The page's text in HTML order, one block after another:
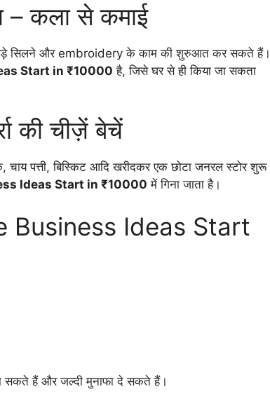
– कला से कमाई
सिलने और embroidery के काम की शुरुआत कर सकते हैं।
Start in ₹10000 है, जिसे घर से ही किया जा सकता
की चीज़ें बेचें
पत्ती, बिस्किट आदि खरीदकर एक छोटा जनरल स्टोर शुरू
Ideas Start in ₹10000 में गिना जाता है।
Business Ideas Start
हैं और जल्दी मुनाफा दे सकते हैं।